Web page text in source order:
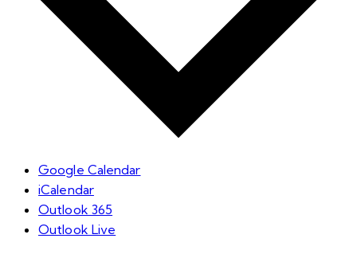
Google Calendar
iCalendar
Outlook 365
Outlook Live